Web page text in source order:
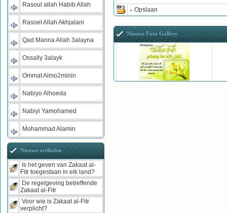
» Opslaan
Nieuwe Foto Gallery
Rasoul allah Habib Allah
Rasoel Allah Akhjalani
Qad Manna Allah 3alayna
Ossally 3alayk
Ommat Almo2minin
Nabiyo Alhoeda
Nabiyi Yamohamed
Mohammad Alamin
Nieuwe artikelen
Is het geven van Zakaat al-
Fitr toegestaan in elk land?
De regelgeving betreffende
Zakaat al-Fitr
Voor wie is Zakaat al-Fitr
verplicht?